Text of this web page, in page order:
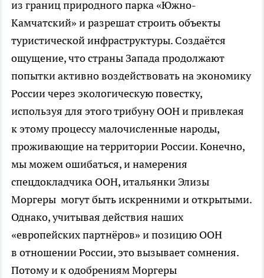
из границ природного парка «Южно-
Камчатский» и разрешат строить объекты
туристической инфраструктуры. Создаётся
ощущение, что страны Запада продолжают
попытки активно воздействовать на экономику
России через экологическую повестку,
используя для этого трибуну ООН и привлекая
к этому процессу малочисленные народы,
проживающие на территории России. Конечно,
мы можем ошибаться, и намерения
спецдокладчика ООН, итальянки Элизы
Моргеры могут быть искренними и открытыми.
Однако, учитывая действия наших
«европейских партнёров» и позицию ООН
в отношении России, это вызывает сомнения.
Потому и к одобрениям Моргеры